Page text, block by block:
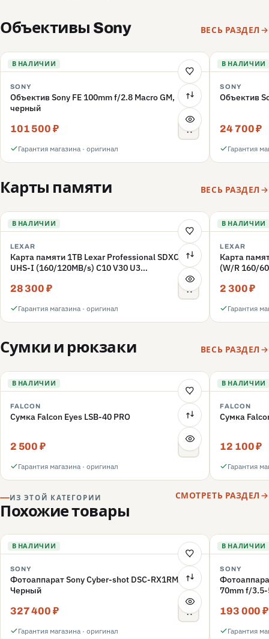
Объективы Sony ВЕСЬ РАЗДЕЛ
В НАЛИЧИИ
SONY
Объектив Sony FE 100mm f/2.8 Macro GM,
черный
101 500 ₽
Гарантия магазина · оригинал
В НАЛИЧИИ
SONY
Объектив
24 700 ₽
Гарантия
Карты памяти ВЕСЬ РАЗДЕЛ
В НАЛИЧИИ
LEXAR
Карта памяти 1TB Lexar Professional SDXC
UHS-I (160/120MB/s) C10 V30 U3
28 300 ₽
Гарантия магазина · оригинал
В НАЛИЧИИ
LEXAR
Карта
(W/R 160/
2 300 ₽
Гарантия
Сумки и рюкзаки ВЕСЬ РАЗДЕЛ
В НАЛИЧИИ
FALCON
Сумка Falcon Eyes LSB-40 PRO
2 500 ₽
Гарантия магазина · оригинал
В НАЛИЧИИ
FALCON
Сумка
12 100 ₽
Гарантия
ИЗ ЭТОЙ КАТЕГОРИИ
Похожие товары
СМОТРЕТЬ РАЗДЕЛ
В НАЛИЧИИ
SONY
Фотоаппарат Sony Cyber-shot DSC-RX1RM3,
Черный
327 400 ₽
Гарантия магазина · оригинал
В НАЛИЧИИ
SONY
70mm f/3.5-
193 000 ₽
Гарантия